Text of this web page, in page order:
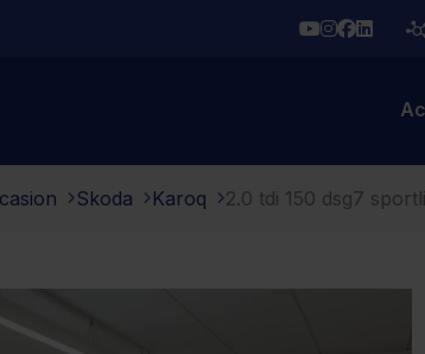
YouTube
Instagram
Skoda Karoq 2.0 tdi 150 dsg7